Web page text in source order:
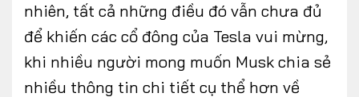
nhiên, tất cả những điều đó vẫn chưa đủ
để khiến các cổ đông của Tesla vui mừng,
khi nhiều người mong muốn Musk chia sẻ
nhiều thông tin chi tiết cụ thể hơn về